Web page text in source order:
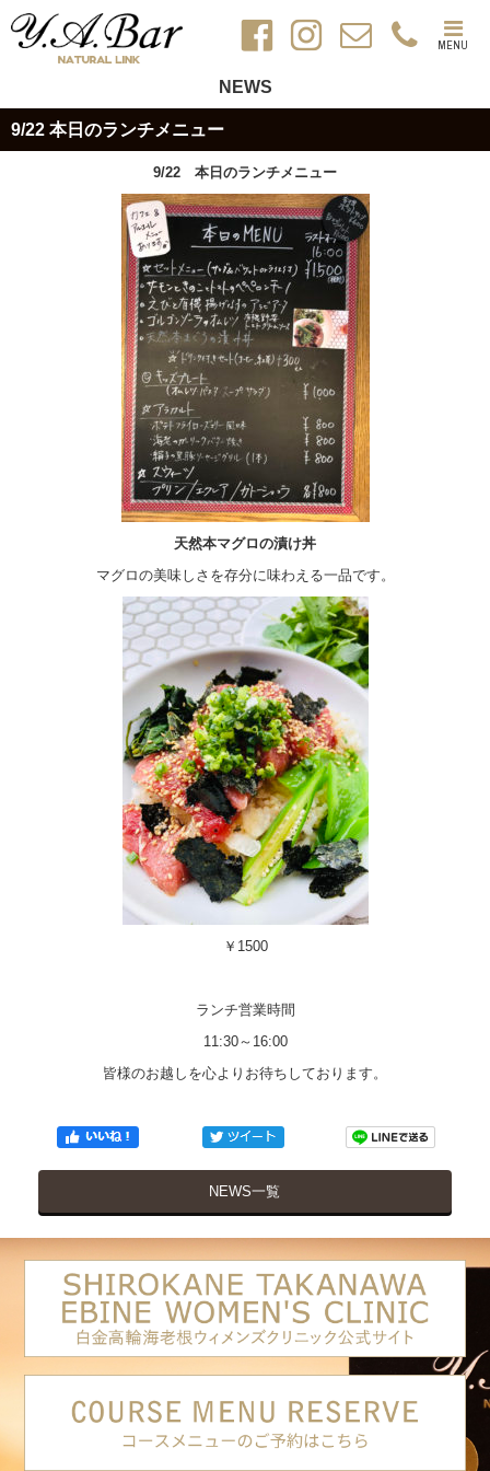
MENU
NEWS
9/22 本日のランチメニュー
9/22 本日のランチメニュー
天然本マグロの漬け丼
マグロの美味しさを存分に味わえる一品です。
￥1500
ランチ営業時間
11:30～16:00
皆様のお越しを心よりお待ちしております。
NEWS一覧